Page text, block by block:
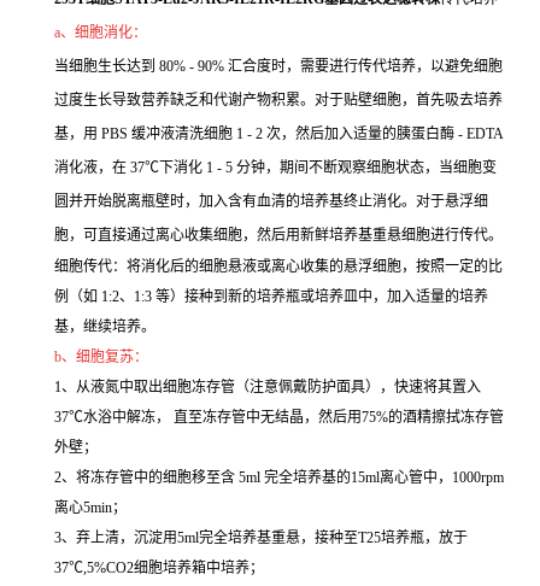
a、细胞消化：
当细胞生长达到 80% - 90% 汇合度时，需要进行传代培养，以避免细胞
过度生长导致营养缺乏和代谢产物积累。对于贴壁细胞，首先吸去培养
基，用 PBS 缓冲液清洗细胞 1 - 2 次，然后加入适量的胰蛋白酶 - EDTA
消化液，在 37℃下消化 1 - 5 分钟，期间不断观察细胞状态，当细胞变
圆并开始脱离瓶壁时，加入含有血清的培养基终止消化。对于悬浮细
胞，可直接通过离心收集细胞，然后用新鲜培养基重悬细胞进行传代。
细胞传代：将消化后的细胞悬液或离心收集的悬浮细胞，按照一定的比
例（如 1:2、1:3 等）接种到新的培养瓶或培养皿中，加入适量的培养
基，继续培养。
b、细胞复苏：
1、从液氮中取出细胞冻存管（注意佩戴防护面具），快速将其置入
37℃水浴中解冻， 直至冻存管中无结晶，然后用75%的酒精擦拭冻存管
外壁；
2、将冻存管中的细胞移至含 5ml 完全培养基的15ml离心管中，1000rpm
离心5min；
3、弃上清，沉淀用5ml完全培养基重悬，接种至T25培养瓶，放于
37℃,5%CO2细胞培养箱中培养；